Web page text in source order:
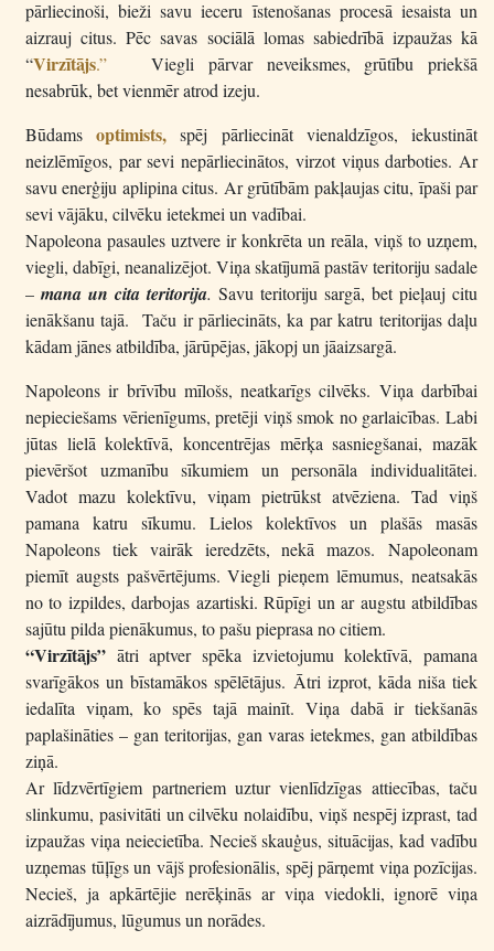
pārliecinoši, bieži savu ieceru īstenošanas procesā iesaista un
aizrauj citus. Pēc savas sociālā lomas sabiedrībā izpaužas kā
“Virzītājs.”
Viegli pārvar neveiksmes, grūtību priekšā
nesabrūk, bet vienmēr atrod izeju.
Būdamsoptimists, spēj pārliecināt vienaldzīgos, iekustināt
neizlēmīgos, par sevi nepārliecinātos, virzot viņus darboties. Ar
savu enerģiju aplipina citus. Ar grūtībām pakļaujas citu, īpaši par
sevi vājāku, cilvēku ietekmei un vadībai.
Napoleona pasaules uztvere ir konkrēta un reāla, viņš to uzņem,
viegli, dabīgi, neanalizējot. Viņa skatījumā pastāv teritoriju sadale
– mana un cita teritorija. Savu teritoriju sargā, bet pieļauj citu
ienākšanu tajā. Taču ir pārliecināts, ka par katru teritorijas daļu
kādam jānes atbildība, jārūpējas, jākopj un jāaizsargā.
Napoleons ir brīvību mīlošs, neatkarīgs cilvēks. Viņa darbībai
nepieciešams vērienīgums, pretēji viņš smok no garlaicības. Labi
jūtas lielā kolektīvā, koncentrējas mērķa sasniegšanai, mazāk
pievēršot uzmanību sīkumiem un personāla individualitātei.
Vadot mazu kolektīvu, viņam pietrūkst atvēziena. Tad viņš
pamana katru sīkumu. Lielos kolektīvos un plašās masās
Napoleons tiek vairāk ieredzēts, nekā mazos. Napoleonam
piemīt augsts pašvērtējums. Viegli pieņem lēmumus, neatsakās
no to izpildes, darbojas azartiski. Rūpīgi un ar augstu atbildības
sajūtu pilda pienākumus, to pašu pieprasa no citiem.
“Virzītājs” ātri aptver spēka izvietojumu kolektīvā, pamana
svarīgākos un bīstamākos spēlētājus. Ātri izprot, kāda niša tiek
iedalīta viņam, ko spēs tajā mainīt. Viņa dabā ir tiekšanās
paplašināties – gan teritorijas, gan varas ietekmes, gan atbildības
ziņā.
Ar līdzvērtīgiem partneriem uztur vienlīdzīgas attiecības, taču
slinkumu, pasivitāti un cilvēku nolaidību, viņš nespēj izprast, tad
izpaužas viņa neiecietība. Necieš skauģus, situācijas, kad vadību
uzņemas tūļīgs un vājš profesionālis, spēj pārņemt viņa pozīcijas.
Necieš, ja apkārtējie nerēķinās ar viņa viedokli, ignorē viņa
aizrādījumus, lūgumus un norādes.